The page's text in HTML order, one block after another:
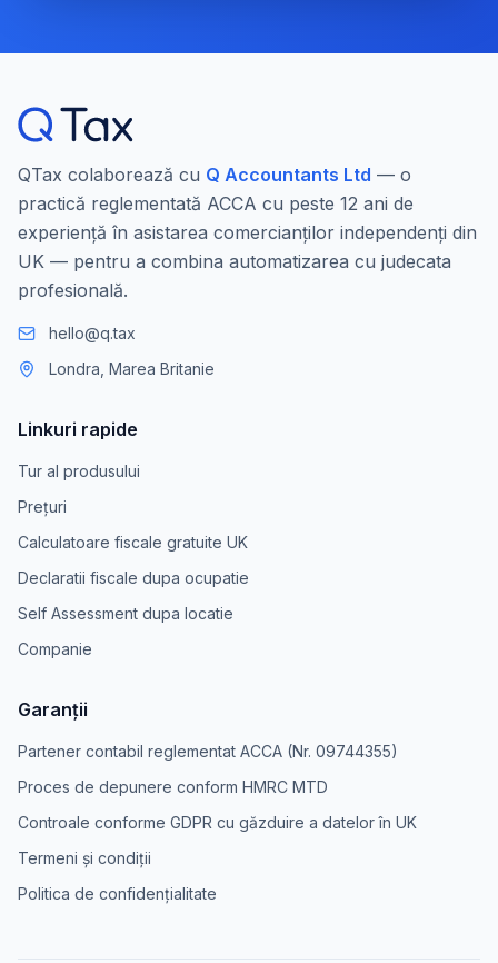
QTax colaborează cu Q Accountants Ltd — o
practică reglementată ACCA cu peste 12 ani de
experiență în asistarea comercianților independenți din
UK — pentru a combina automatizarea cu judecata
profesională.
hello@q.tax
Londra, Marea Britanie
Linkuri rapide
Tur al produsului
Prețuri
Calculatoare fiscale gratuite UK
Declaratii fiscale dupa ocupatie
Self Assessment dupa locatie
Companie
Garanții
Partener contabil reglementat ACCA (Nr. 09744355)
Proces de depunere conform HMRC MTD
Controale conforme GDPR cu găzduire a datelor în UK
Termeni și condiții
Politica de confidențialitate